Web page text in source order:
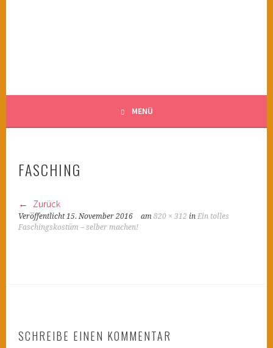
MENÜ
FASCHING
Zurück
Veröffentlicht15. November 2016 am820 × 312 inEin tolles
Faschingskostüm – selber machen!
SCHREIBE EINEN KOMMENTAR